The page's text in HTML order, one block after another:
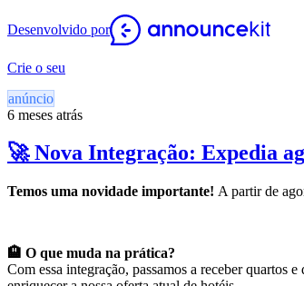
Desenvolvido por
Crie o seu
anúncio
6 meses atrás
🚀 Nova Integração: Expedia
Temos uma novidade importante! A partir de
🏨 O que muda na prática?
Com essa integração, passamos a receber